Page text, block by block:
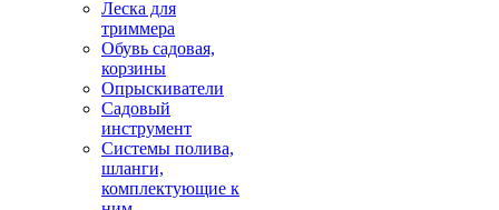
Леска для
триммера
Обувь садовая,
корзины
Опрыскиватели
Садовый
инструмент
Системы полива,
шланги,
комплектующие к